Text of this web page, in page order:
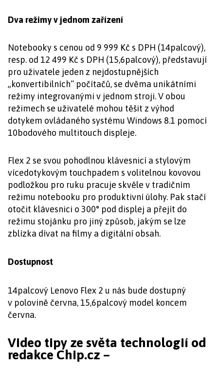
Dva režimy v jednom zařízení
Notebooky s cenou od 9 999 Kč s DPH (14palcový),
resp. od 12 499 Kč s DPH (15,6palcový), představují
pro uživatele jeden z nejdostupnějších
„konvertibilních“ počítačů, se dvěma unikátními
režimy integrovanými v jednom stroji. V obou
režimech se uživatelé mohou těšit z výhod
dotykem ovládaného systému Windows 8.1 pomocí
10bodového multitouch displeje.
Flex 2 se svou pohodlnou klávesnicí a stylovým
vícedotykovým touchpadem s volitelnou kovovou
podložkou pro ruku pracuje skvěle v tradičním
režimu notebooku pro produktivní úlohy. Pak stačí
otočit klávesnici o 300° pod displej a přejít do
režimu stojánku pro jiný způsob, jakým se lze
zblízka dívat na filmy a digitální obsah.
Dostupnost
14palcový Lenovo Flex 2 u nás bude dostupný
v polovině června, 15,6palcový model koncem
června.
Video tipy ze světa technologií od
redakce Chip.cz –